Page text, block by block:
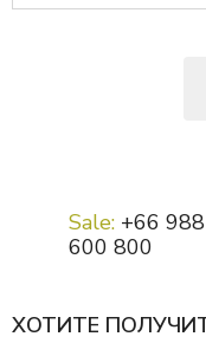
Sale: +66 988
600 800
ХОТИТЕ